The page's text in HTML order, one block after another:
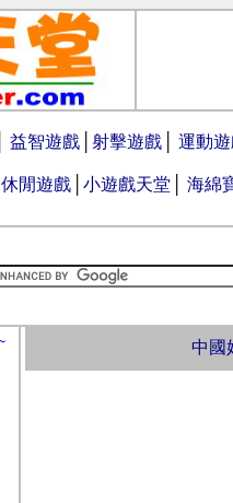
益智遊戲 射擊遊戲 運動
休閒遊戲 小遊戲天堂 海綿
中國